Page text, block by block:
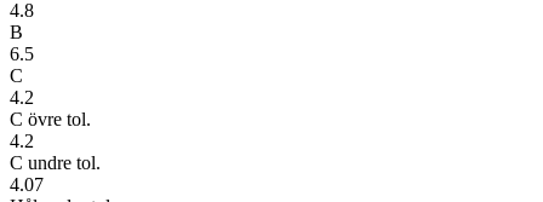
4.8
B
6.5
C
4.2
C övre tol.
4.2
C undre tol.
4.07